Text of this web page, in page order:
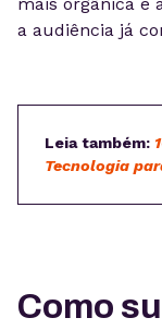
a audiência já
Leia também:
Tecnologia
Como